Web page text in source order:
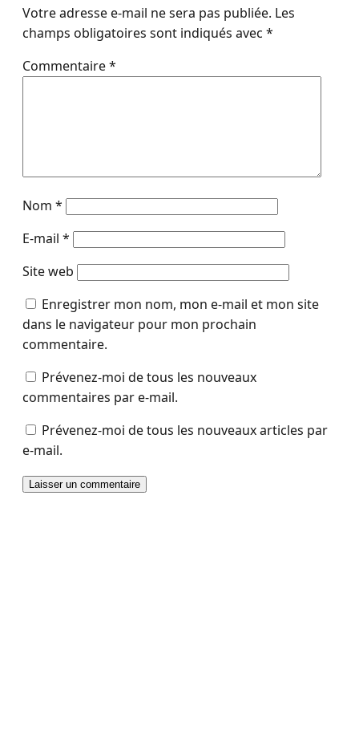
Votre adresse e-mail ne sera pas publiée. Les
champs obligatoires sont indiqués avec *
Commentaire*
Nom *
E-mail *
Site web
Enregistrer mon nom, mon e-mail et mon site
dans le navigateur pour mon prochain
commentaire.
Prévenez-moi de tous les nouveaux
commentaires par e-mail.
Prévenez-moi de tous les nouveaux articles par
e-mail.